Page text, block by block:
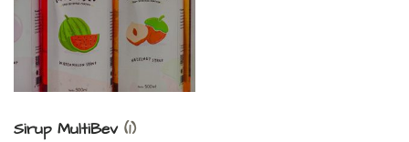
Sirup MultiBev (1)